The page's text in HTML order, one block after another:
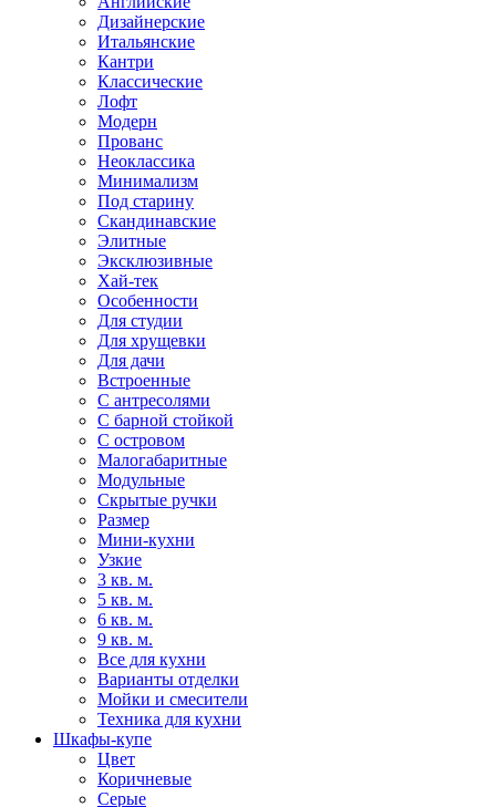
Дизайнерские
Итальянские
Кантри
Классические
Лофт
Модерн
Прованс
Неоклассика
Минимализм
Под старину
Скандинавские
Элитные
Эксклюзивные
Хай-тек
Особенности
Для студии
Для хрущевки
Для дачи
Встроенные
С антресолями
С барной стойкой
С островом
Малогабаритные
Модульные
Скрытые ручки
Размер
Мини-кухни
Узкие
3 кв. м.
5 кв. м.
6 кв. м.
9 кв. м.
Все для кухни
Варианты отделки
Мойки и смесители
Техника для кухни
Шкафы-купе
Цвет
Коричневые
Серые